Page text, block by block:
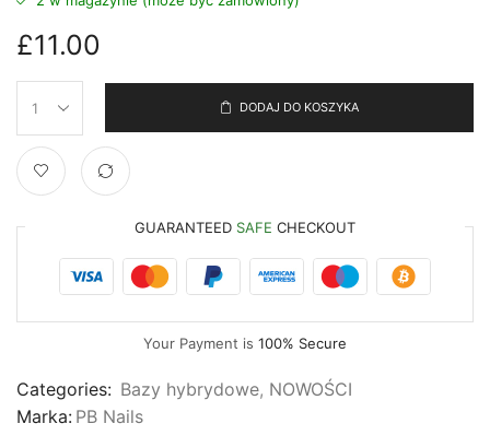
£11.00
DODAJ DO KOSZYKA
GUARANTEED SAFE CHECKOUT
Your Payment is 100% Secure
Categories: Bazy hybrydowe, NOWOŚCI
Marka: PB Nails